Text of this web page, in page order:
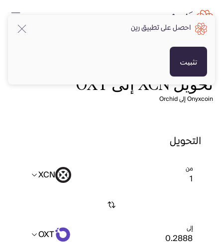
تحويل XCN إلى OXT
Onyxcoin إلى Orchid
التحويل
من XCN
إلى OXT
احصل على تطبيق رين
تثبيت